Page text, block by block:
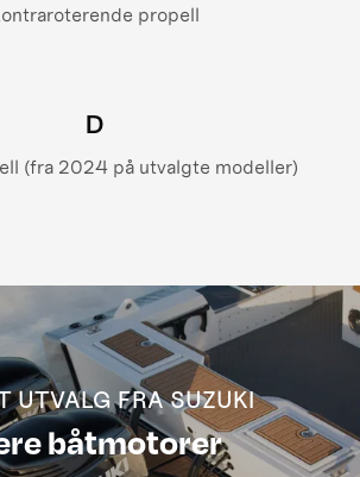
propell
D
(fra 2024 på utvalgte modeller)
UTVALG FRA SUZUKI
båtmotorer